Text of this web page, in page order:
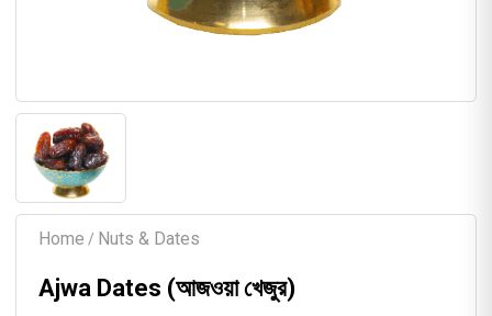
Home / Nuts & Dates
Ajwa Dates (আজওয়া খেজুর)